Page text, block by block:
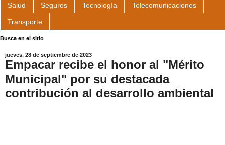
Salud Seguros Tecnología Telecomunicaciones
Transporte
Busca en el sitio
jueves, 28 de septiembre de 2023
Empacar recibe el honor al "Mérito
Municipal" por su destacada
contribución al desarrollo ambiental